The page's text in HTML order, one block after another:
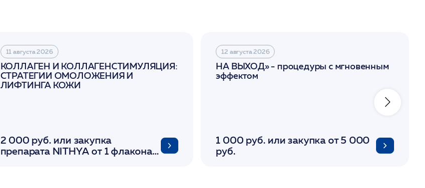
11 августа 2026
КОЛЛАГЕН И КОЛЛАГЕНСТИМУЛЯЦИЯ:
СТРАТЕГИИ ОМОЛОЖЕНИЯ И
ЛИФТИНГА КОЖИ
2 000 руб. или закупка
препарата NITHYA от 1 флакона/
12 августа 2026
НА ВЫХОД» - процедуры с мгновенным
эффектом
1 000 руб. или закупка от 5 000
руб.